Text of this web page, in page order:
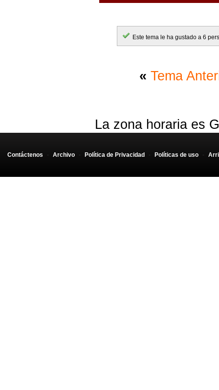
Este tema le ha gustado a 6
« Tema
La zona horaria es
Contáctenos - Archivo - Política de Privacidad - Políticas de uso -